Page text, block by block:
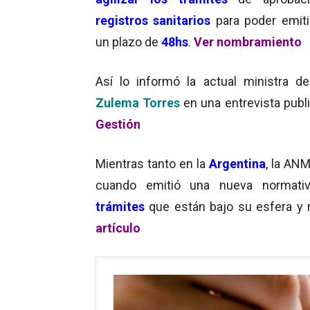
registros sanitarios para poder
un plazo de 48hs. Ver nombramiento
Así lo informó la actual ministra de
Zulema Torres en una entrevista
Gestión
Mientras tanto en laArgentina, la
cuando emitió una nueva
trámites que están bajo su esfera y
artículo